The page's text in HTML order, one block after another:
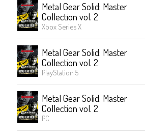
Metal Gear Solid: Master
Collection vol. 2
Xbox Series X
Metal Gear Solid: Master
Collection vol. 2
PlayStation 5
Metal Gear Solid: Master
Collection vol. 2
PC